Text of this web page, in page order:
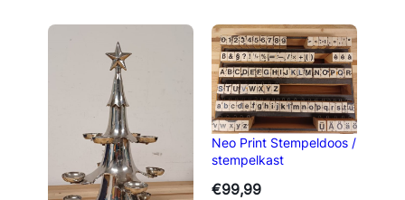
Neo Print Stempeldoos /
stempelkast
€99,99